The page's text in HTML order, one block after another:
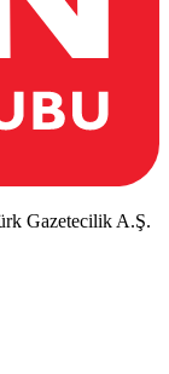
Gazetecilik A.Ş.